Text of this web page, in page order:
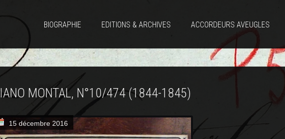
BIOGRAPHIE EDITIONS & ARCHIVES ACCORDEURS AVEUGLES
MONTAL, N°10/474 (1844-1845)
15 décembre 2016